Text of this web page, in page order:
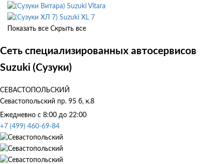
Suzuki Vitara
Suzuki XL 7
Показать все Скрыть все
Сеть специализированных автосервисов
Suzuki (Сузуки)
СЕВАСТОПОЛЬСКИЙ
Севастопольский пр. 95 б, к.8
Ежедневно с 8:00 до 22:00
+7 (499) 460-69-84